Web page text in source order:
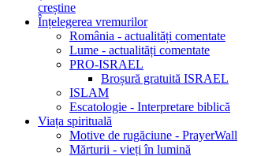
creștine
Înțelegerea vremurilor
România - actualități comentate
Lume - actualități comentate
PRO-ISRAEL
Broșură gratuită ISRAEL
ISLAM
Escatologie - Interpretare biblică
Viața spirituală
Motive de rugăciune - PrayerWall
Mărturii - vieți în lumină